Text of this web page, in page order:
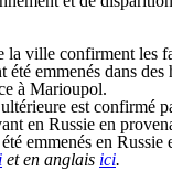
ville confirment les
emmenés dans
à Marioupol.
est
en Russie en
emmenés en Russie
et en anglais ici.